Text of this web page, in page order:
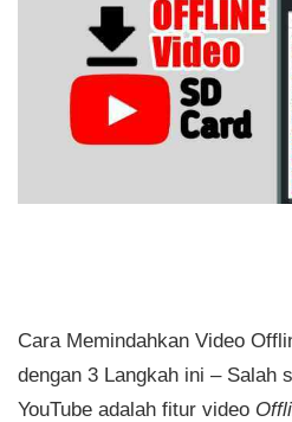
Cara Memindahkan Video
dengan 3 Langkah ini – Salah
YouTube adalah fitur video